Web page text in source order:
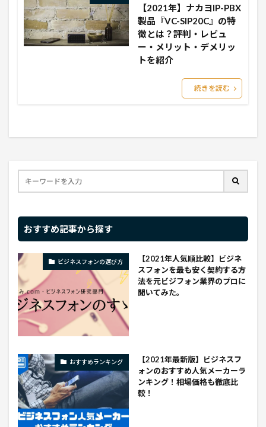
【2021年】ナカヨIP-PBX
製品『VC-SIP20C』の特
徴とは？評判・レビュ
ー・メリット・デメリッ
トを紹介
続きを読む
おすすめ記事から探す
ビジネスフォンの選び方
【2021年人気順比較】ビジネ
スフォンを最も安く契約する方
法を元ビジフォン業界のプロに
聞いてみた。
おすすめランキング
【2021年最新版】ビジネスフ
ォンのおすすめ人気メーカーラ
ンキング！相場価格も徹底比
較！